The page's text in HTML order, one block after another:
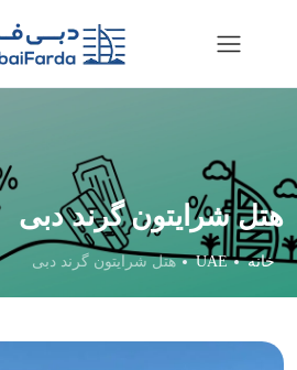
هتل شرایتون گرند دبی
خانه UAE هتل شرایتون گرند دبی